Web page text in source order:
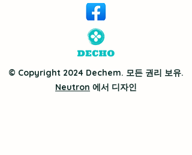
© Copyright 2024 Dechem. 모든 권리 보유.
Neutron 에서 디자인